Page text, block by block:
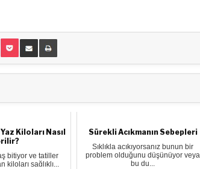
Kiloları Nasıl
bitiyor ve tatiller
kiloları sağlıklı...
Sürekli Acıkmanın Sebepleri
Sıklıkla acıkıyorsanız bunun bir
problem olduğunu düşünüyor veya
bu du...